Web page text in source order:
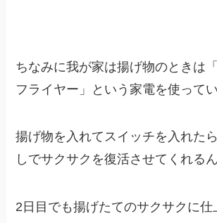
ちなみに我が家は揚げ物のときは
フライヤー」という家電を使ってい
揚げ物を入れてスイッチを入れた
しでサクサクを復活させてくれる
2日目でも揚げたてのサクサクに仕